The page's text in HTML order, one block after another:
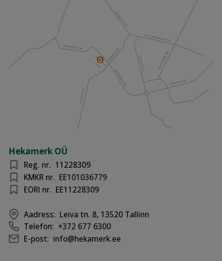
Hekamerk OÜ
Reg. nr. 11228309
KMKR nr. EE101036779
EORI nr. EE11228309
Aadress: Leiva tn. 8, 13520 Tallinn
Telefon: +372 677 6300
E-post: info@hekamerk.ee